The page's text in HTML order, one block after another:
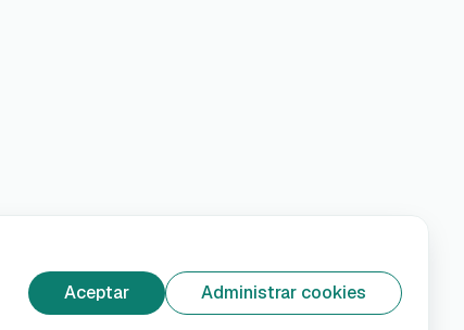
Aceptar Administrar cookies